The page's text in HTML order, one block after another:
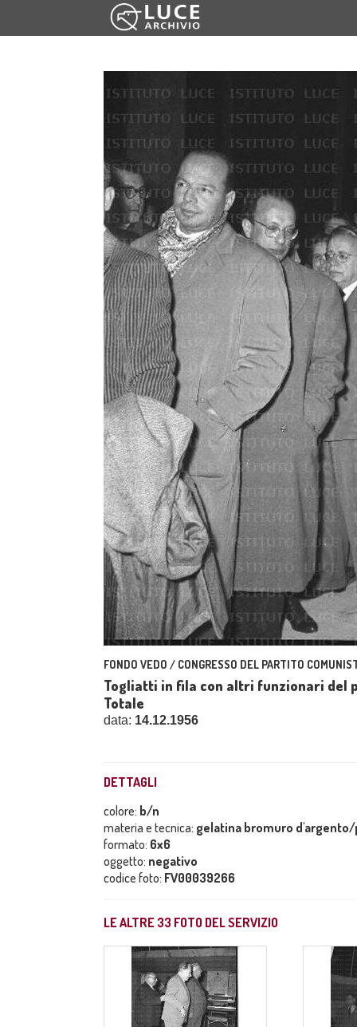
FONDO VEDO / CONGRESSO DEL PARTITO
Togliatti in fila con altri funzionari del
Totale
data: 14.12.1956
DETTAGLI
colore: b/n
materia e tecnica: gelatina bromuro
formato: 6x6
oggetto: negativo
codice foto: FV00039266
LE ALTRE 33 FOTO DEL SERVIZIO